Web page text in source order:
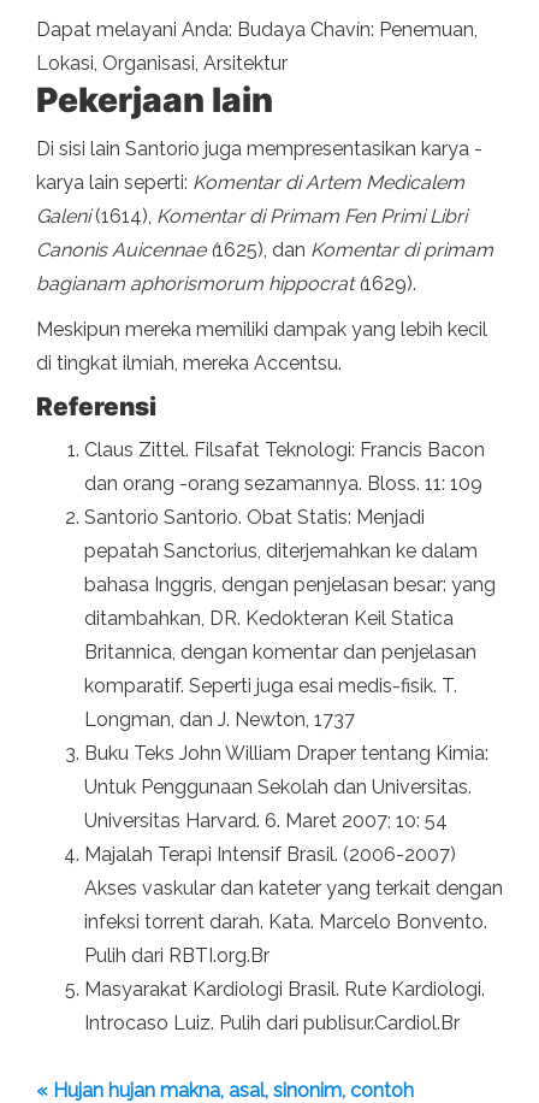
Dapat melayani Anda: Budaya Chavín: Penemuan,
Lokasi, Organisasi, Arsitektur
Pekerjaan lain
Di sisi lain Santorio juga mempresentasikan karya -
karya lain seperti: Komentar di Artem Medicalem
Galeni(1614), Komentar di Primam Fen Primi Libri
Canonis Auicennae (1625), dan Komentar di primam
bagianam aphorismorum hippocrat (1629).
Meskipun mereka memiliki dampak yang lebih kecil
di tingkat ilmiah, mereka Accentsu.
Referensi
Claus Zittel. Filsafat Teknologi: Francis Bacon
dan orang -orang sezamannya. Bloss. 11: 109
Santorio Santorio. Obat Statis: Menjadi
pepatah Sanctorius, diterjemahkan ke dalam
bahasa Inggris, dengan penjelasan besar: yang
ditambahkan, DR. Kedokteran Keil Statica
Britannica, dengan komentar dan penjelasan
komparatif. Seperti juga esai medis-fisik. T.
Longman, dan J. Newton, 1737
Buku Teks John William Draper tentang Kimia:
Untuk Penggunaan Sekolah dan Universitas.
Universitas Harvard. 6. Maret 2007; 10: 54
Majalah Terapi Intensif Brasil. (2006-2007)
Akses vaskular dan kateter yang terkait dengan
infeksi torrent darah. Kata. Marcelo Bonvento.
Pulih dari RBTI.org.Br
Masyarakat Kardiologi Brasil. Rute Kardiologi.
Introcaso Luiz. Pulih dari publisur.Cardiol.Br
« Hujan hujan makna, asal, sinonim, contoh